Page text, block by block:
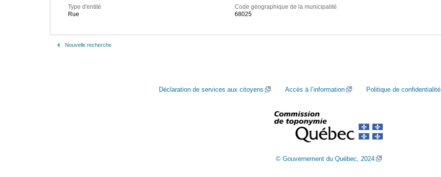
Type d'entité
Rue
Code géographique de la municipalité
68025
Nouvelle recherche
Déclaration de services aux citoyens Accès à l’information Politique de confidentialité
© Gouvernement du Québec, 2024